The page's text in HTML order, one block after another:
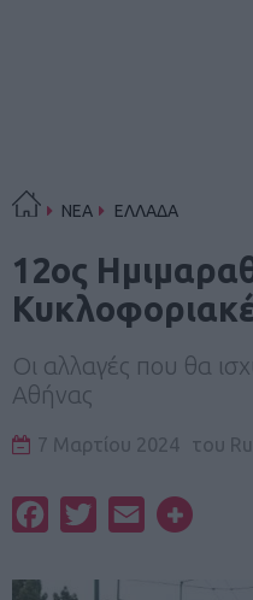
ΝΕΑ ΕΛΛΑΔΑ
12ος
Οι αλλαγές που θα
Αθήνας
7 Μαρτίου 2024 του
FacebookTwitterEmail